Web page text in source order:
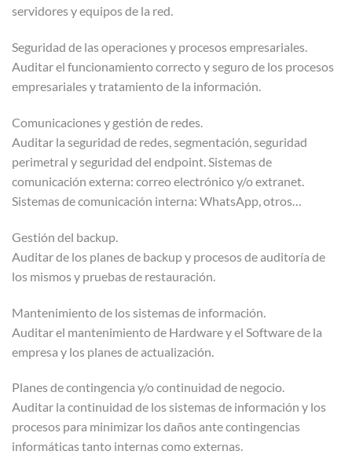
servidores y equipos de la red.
Seguridad de las operaciones y procesos empresariales.
Auditar el funcionamiento correcto y seguro de los procesos
empresariales y tratamiento de la información.
Comunicaciones y gestión de redes.
Auditar la seguridad de redes, segmentación, seguridad
perimetral y seguridad del endpoint. Sistemas de
comunicación externa: correo electrónico y/o extranet.
Sistemas de comunicación interna: WhatsApp, otros…
Gestión del backup.
Auditar de los planes de backup y procesos de auditoría de
los mismos y pruebas de restauración.
Mantenimiento de los sistemas de información.
Auditar el mantenimiento de Hardware y el Software de la
empresa y los planes de actualización.
Planes de contingencia y/o continuidad de negocio.
Auditar la continuidad de los sistemas de información y los
procesos para minimizar los daños ante contingencias
informáticas tanto internas como externas.